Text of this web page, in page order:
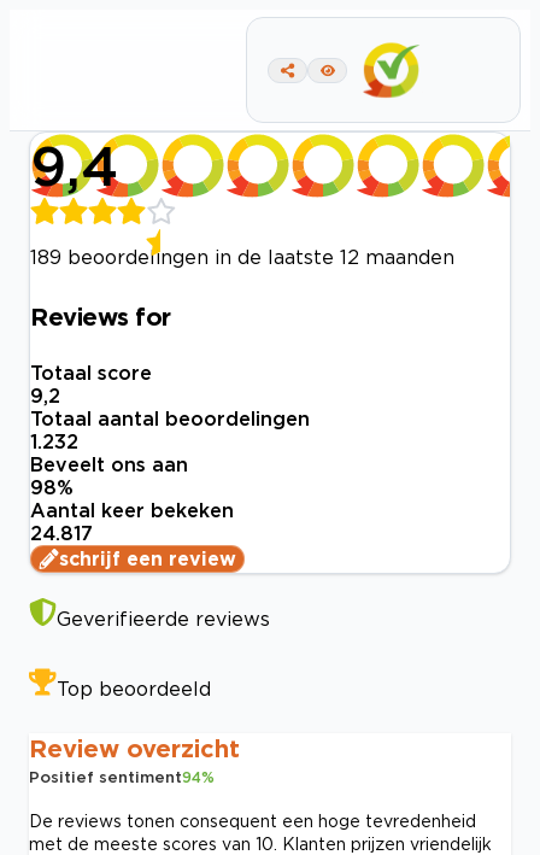
9,4
189 beoordelingen in de laatste 12 maanden
Reviews for
Totaal score
9,2
Totaal aantal beoordelingen
1.232
Beveelt ons aan
98%
Aantal keer bekeken
24.817
schrijf een review
Geverifieerde reviews
Top beoordeeld
Review overzicht
Positief sentiment94%
De reviews tonen consequent een hoge tevredenheid
met de meeste scores van 10. Klanten prijzen vriendelijk